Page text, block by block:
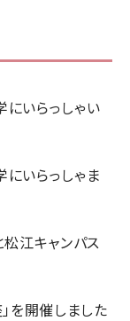
いらっしゃい
いらっしゃま
江キャンパス
を開催しました